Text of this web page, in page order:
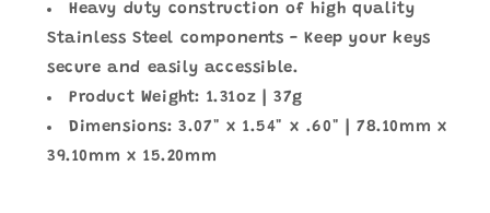
Heavy duty construction of high quality
Stainless Steel components - Keep your keys
secure and easily accessible.
Product Weight: 1.31oz | 37g
Dimensions: 3.07" x 1.54" x .60" | 78.10mm x
39.10mm x 15.20mm